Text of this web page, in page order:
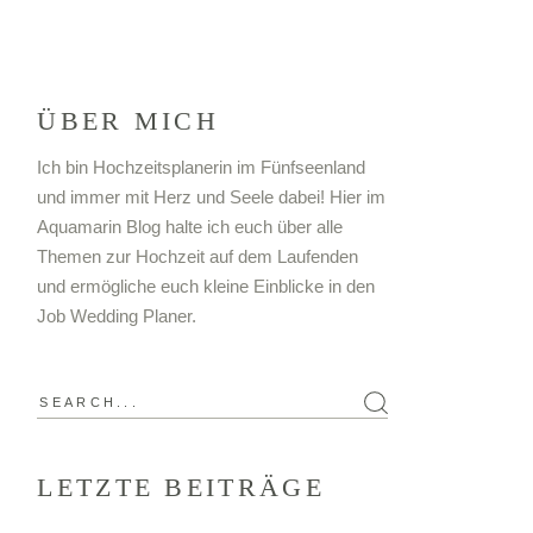
ÜBER MICH
Ich bin Hochzeitsplanerin im Fünfseenland
und immer mit Herz und Seele dabei! Hier im
Aquamarin Blog halte ich euch über alle
Themen zur Hochzeit auf dem Laufenden
und ermögliche euch kleine Einblicke in den
Job Wedding Planer.
Search
LETZTE BEITRÄGE